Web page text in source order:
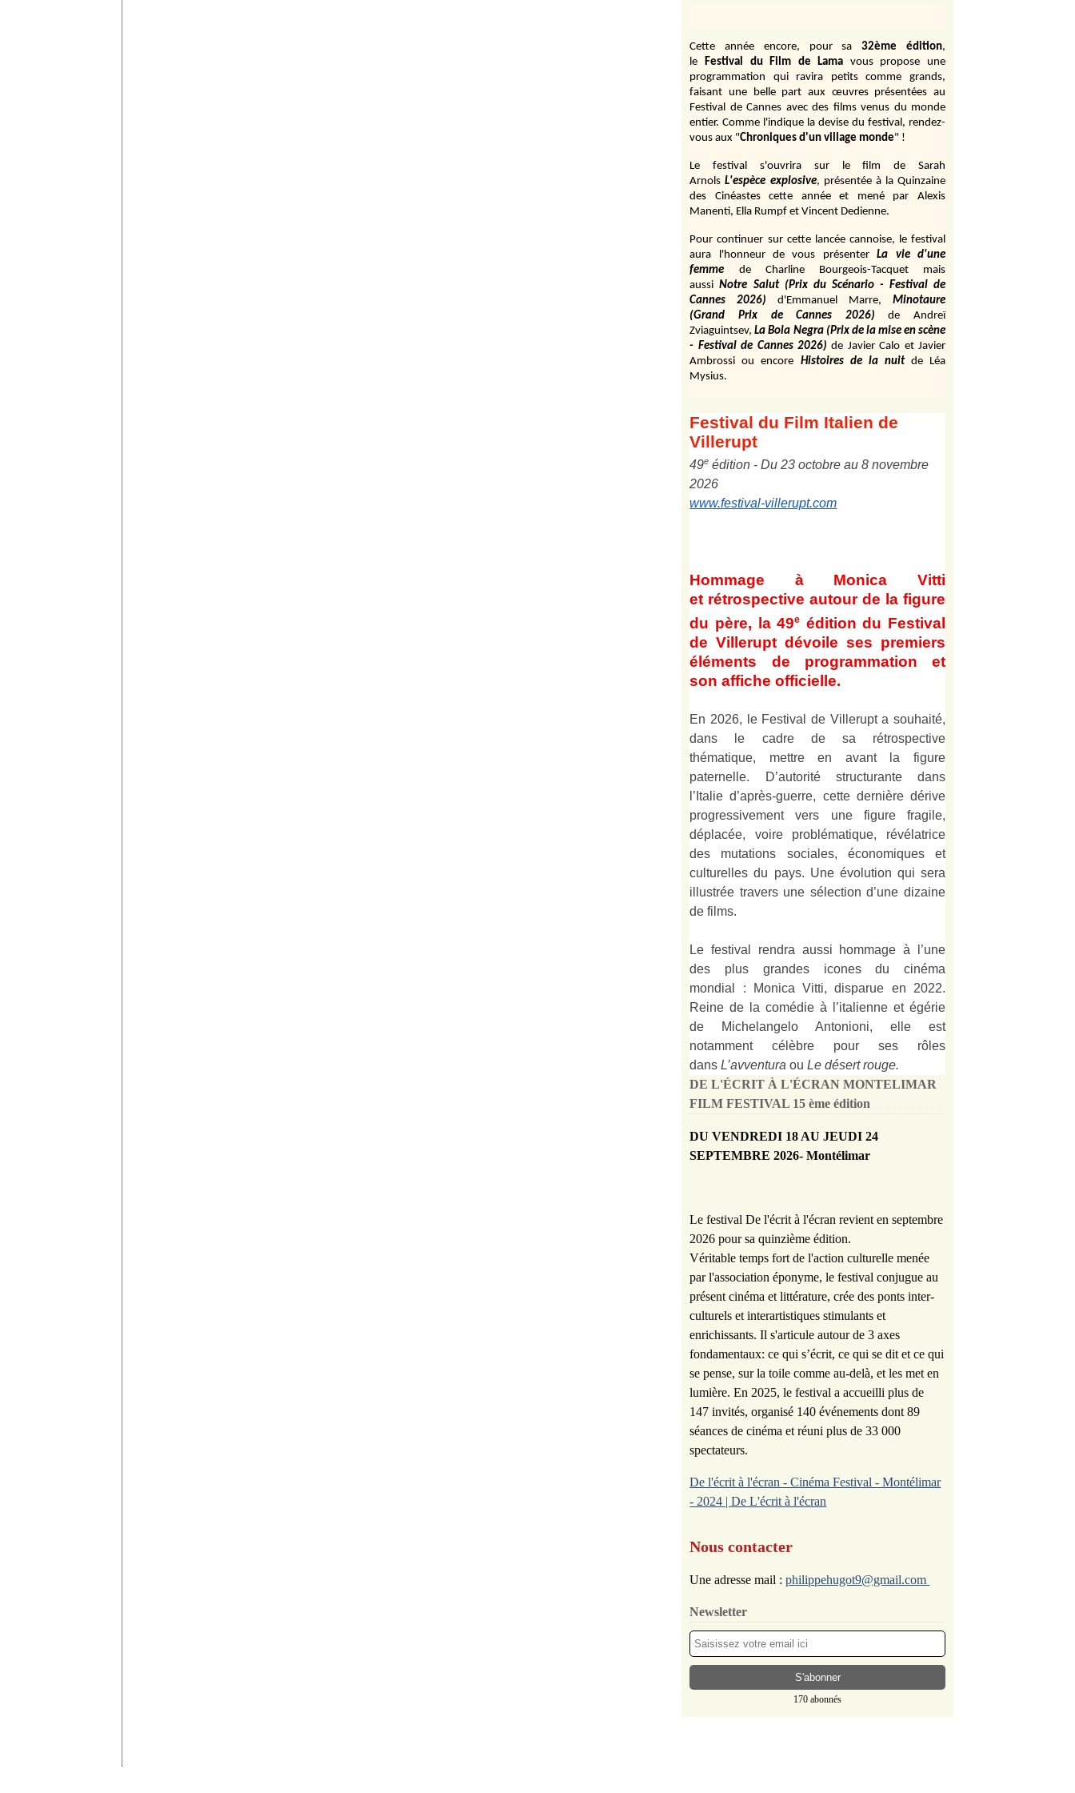
Cette année encore, pour sa 32ème édition,
le Festival du Film de Lama vous propose une
programmation qui ravira petits comme grands,
faisant une belle part aux œuvres présentées au
Festival de Cannes avec des films venus du monde
entier. Comme l'indique la devise du festival, rendez-
vous aux "Chroniques d'un village monde" !
Le festival s'ouvrira sur le film de Sarah
Arnols L'espèce explosive, présentée à la Quinzaine
des Cinéastes cette année et mené par Alexis
Manenti, Ella Rumpf et Vincent Dedienne.
Pour continuer sur cette lancée cannoise, le festival
aura l'honneur de vous présenter
La vie d'une
femme
de Charline Bourgeois-Tacquet
mais
aussi Notre Salut (Prix du Scénario - Festival de
Cannes 2026)
d'Emmanuel Marre,
Minotaure
(Grand Prix de Cannes 2026)
de Andreï
Zviaguintsev,La Bola Negra (Prix de la mise en scène
- Festival de Cannes 2026) de Javier Calo et Javier
Ambrossi ou encore Histoires de la nuit de Léa
Mysius.
Festival du Film Italien de
Villerupt
49e édition - Du 23 octobre au 8 novembre
2026
www.festival-villerupt.com
Hommage à Monica Vitti
et rétrospective autour de la figure
du père, la 49e édition du Festival
de Villerupt dévoile ses premiers
éléments de programmation et
son affiche officielle.
En 2026, le Festival de Villerupt a souhaité,
dans le cadre de sa rétrospective
thématique, mettre en avant la figure
paternelle. D’autorité structurante dans
l’Italie d’après-guerre, cette dernière dérive
progressivement vers une figure fragile,
déplacée, voire problématique, révélatrice
des mutations sociales, économiques et
culturelles du pays. Une évolution qui sera
illustrée travers une sélection d’une dizaine
de films.
Le festival rendra aussi hommage à l’une
des plus grandes icones du cinéma
mondial : Monica Vitti, disparue en 2022.
Reine de la comédie à l’italienne et égérie
de Michelangelo Antonioni, elle est
notamment célèbre pour ses rôles
dans L’avventura ou Le désert rouge.
DE L'ÉCRIT À L'ÉCRAN MONTELIMAR
FILM FESTIVAL 15 ème édition
DU VENDREDI 18 AU JEUDI 24
SEPTEMBRE 2026- Montélimar
Le festival De l'écrit à l'écran revient en septembre
2026 pour sa quinzième édition.
Véritable temps fort de l'action culturelle menée
par l'association éponyme, le festival conjugue au
présent cinéma et littérature, crée des ponts inter-
culturels et interartistiques stimulants et
enrichissants. Il s'articule autour de 3 axes
fondamentaux: ce qui s’écrit, ce qui se dit et ce qui
se pense, sur la toile comme au-delà, et les met en
lumière. En 2025, le festival a accueilli plus de
147 invités, organisé 140 événements dont 89
séances de cinéma et réuni plus de 33 000
spectateurs.
De l'écrit à l'écran - Cinéma Festival - Montélimar
- 2024 | De L'écrit à l'écran
Nous contacter
Une adresse mail :philippehugot9@gmail.com
Newsletter
170 abonnés